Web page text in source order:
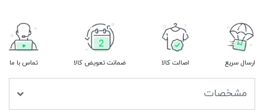
ارسال سریع اصالت کالا ضمانت تعویض کالا تماس با ما
مشخصات